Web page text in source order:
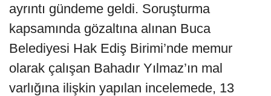
ayrıntı gündeme geldi. Soruşturma
kapsamında gözaltına alınan Buca
Belediyesi Hak Ediş Birimi’nde memur
olarak çalışan Bahadır Yılmaz’ın mal
varlığına ilişkin yapılan incelemede, 13